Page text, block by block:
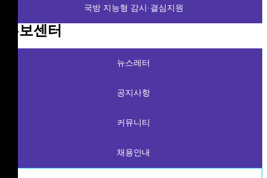
국방 지능형 감시·결심지원
홍보센터
뉴스레터
공지사항
커뮤니티
채용안내